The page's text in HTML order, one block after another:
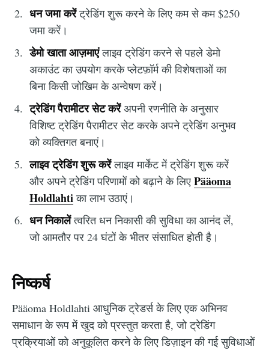
धन जमा करेंट्रेडिंग शुरू करने के लिए कम से कम $250
जमा करें।
डेमो खाता आज़माएंलाइव ट्रेडिंग करने से पहले डेमो
अकाउंट का उपयोग करके प्लेटफ़ॉर्म की विशेषताओं का
बिना किसी जोखिम के अन्वेषण करें।
ट्रेडिंग पैरामीटर सेट करेंअपनी रणनीति के अनुसार
विशिष्ट ट्रेडिंग पैरामीटर सेट करके अपने ट्रेडिंग अनुभव
को व्यक्तिगत बनाएं।
लाइव ट्रेडिंग शुरू करेंलाइव मार्केट में ट्रेडिंग शुरू करें
और अपने ट्रेडिंग परिणामों को बढ़ाने के लिए Pääoma
Holdlahtiका लाभ उठाएं।
धन निकालेंत्वरित धन निकासी की सुविधा का आनंद लें,
जो आमतौर पर 24 घंटों के भीतर संसाधित होती है।
निष्कर्ष
Pääoma Holdlahti आधुनिक ट्रेडर्स के लिए एक अभिनव
समाधान के रूप में खुद को प्रस्तुत करता है, जो ट्रेडिंग
प्रक्रियाओं को अनुकूलित करने के लिए डिज़ाइन की गई सुविधाओं